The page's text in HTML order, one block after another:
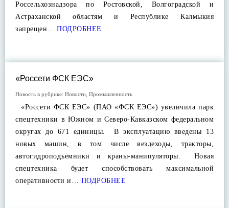
Россельхознадзора по Ростовской, Волгоградской и
Астраханской областям и Республике Калмыкия
запрещен… ПОДРОБНЕЕ
«Россети ФСК ЕЭС»
Новость в рубрике: Новости Промышленность
«Россети ФСК ЕЭС» (ПАО «ФСК ЕЭС») увеличила парк
спецтехники в Южном и Северо-Кавказском федеральном
округах до 671 единицы. В эксплуатацию введены 13
новых машин, в том числе вездеходы, тракторы,
автогидроподъемники и краны-манипуляторы. Новая
спецтехника будет способствовать максимальной
оперативности и… ПОДРОБНЕЕ